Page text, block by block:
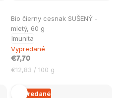
Bio čierny cesnak SUŠENÝ -
mletý, 60 g
Imunita
Vypredané
€7,70
Jednotková
€12,83 / 100 g
Vypredané